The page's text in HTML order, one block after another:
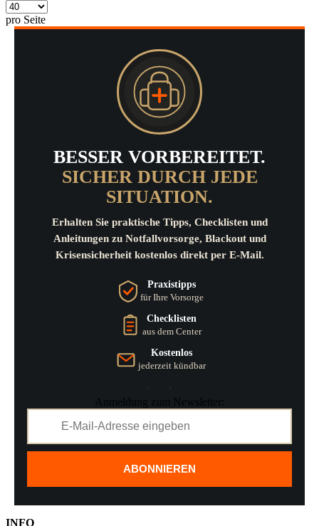
pro Seite
BESSER VORBEREITET.
SICHER DURCH JEDE
SITUATION.
Erhalten Sie praktische Tipps, Checklisten und
Anleitungen zu Notfallvorsorge, Blackout und
Krisensicherheit kostenlos direkt per E-Mail.
Praxistipps
für Ihre Vorsorge
Checklisten
aus dem Center
Kostenlos
jederzeit kündbar
Anmeldung zum Newsletter:
ABONNIEREN
INFO